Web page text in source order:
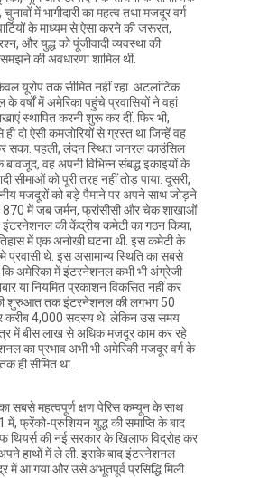
में भागीदारी का महत्व तथा मजदूर वर्ग
के माध्यम से ऐसा करने की जरूरत,
और युद्ध को पूंजीवादी व्यवस्था की
की अवधारणा शामिल थीं.
यूरोप तक सीमित नहीं रहा. अटलांटिक
के वर्षों में अमेरिका पहुंचे प्रवासियों ने वहां
स्थापित करनी शुरू कर दीं. फिर भी,
दो ऐसी कमजोरियों से ग्रस्त था जिन्हें वह
सका. पहली, लंदन स्थित जनरल काउंसिल
बावजूद, वह अपनी विभिन्न संबद्ध इकाइयों के
सीमाओं को पूरी तरह नहीं तोड़ पाया. दूसरी,
मजदूरों को बड़े पैमाने पर अपने साथ जोड़ने
में जब जर्मन, फ्रांसीसी और चेक शाखाओं
इंटरनेशनल की केंद्रीय कमेटी का गठन किया,
में एक अनोखी घटना थी. इस कमेटी के
प्रवासी थे. इस असामान्य स्थिति का सबसे
अमेरिका में इंटरनेशनल कभी भी अंग्रेजी
या नियमित प्रकाशन विकसित नहीं कर
शुरुआत तक इंटरनेशनल की लगभग 50
करीब 4,000 सदस्य थे. लेकिन उस समय
में बीस लाख से अधिक मजदूर काम कर रहे
का प्रभाव अभी भी अमेरिकी मजदूर वर्ग के
ही सीमित था.
सबसे महत्वपूर्ण क्षण पेरिस कम्यून के साथ
में, फ्रेंको-प्रुशियन युद्ध की समाप्ति के बाद
थियर्स की नई सरकार के खिलाफ विद्रोह कर
हाथों में ले ली. इसके बाद इंटरनेशनल
में आ गया और उसे अभूतपूर्व प्रसिद्धि मिली.